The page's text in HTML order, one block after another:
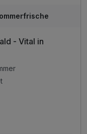
- Vital in